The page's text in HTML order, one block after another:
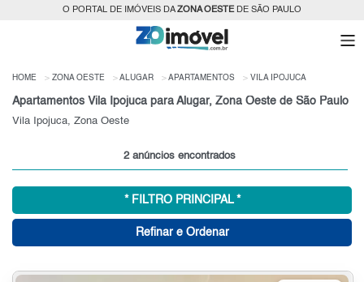
O PORTAL DE IMÓVEIS DAZONA OESTEDE SÃO PAULO
HOME ZONA OESTE ALUGAR APARTAMENTOS VILA IPOJUCA
Apartamentos Vila Ipojuca para Alugar, Zona Oeste de São Paulo
Vila Ipojuca, Zona Oeste
2 anúncios encontrados
* FILTRO PRINCIPAL *
Refinar e Ordenar